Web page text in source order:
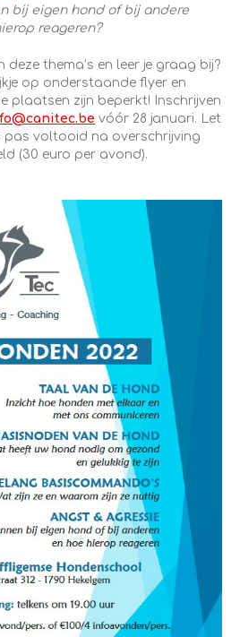
bij eigen hond of bij andere
reageren?
deze thema’s en leer je graag bij?
op onderstaande flyer en
plaatsen zijn beperkt! Inschrijven
vóór 28 januari. Let
pas voltooid na overschrijving
(30 euro per avond).